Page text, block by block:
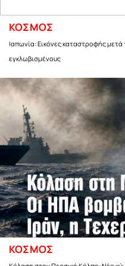
ΚΟΣΜΟΣ
Ιαπωνία: Εικόνες καταστροφής μετά
εγκλωβισμένους
ΚΟΣΜΟΣ